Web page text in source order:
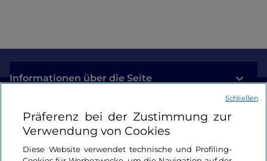
Informationen über die Seite
Nützliche Links
Login
Präferenz bei der Zustimmung zur
Verwendung von Cookies
Diese Website verwendet technische und Profiling-
Schließen